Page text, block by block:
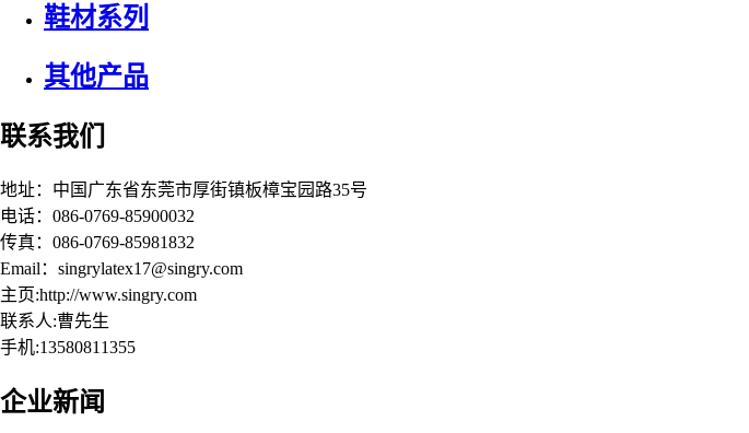
鞋材系列
其他产品
联系我们
地址：中国广东省东莞市厚街镇板樟宝园路35号
电话：086-0769-85900032
传真：086-0769-85981832
Email：singrylatex17@singry.com
主页:http://www.singry.com
联系人:曹先生
手机:13580811355
企业新闻